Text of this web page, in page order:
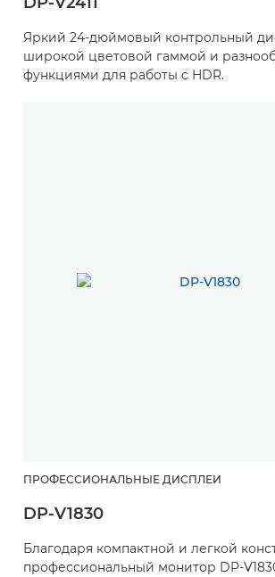
Яркий 24-дюймовый контрольный
широкой цветовой гаммой и
функциями для работы с HDR.
ПРОФЕССИОНАЛЬНЫЕ ДИСПЛЕИ
DP-V1830
Благодаря компактной и легкой
профессиональный монитор DP-